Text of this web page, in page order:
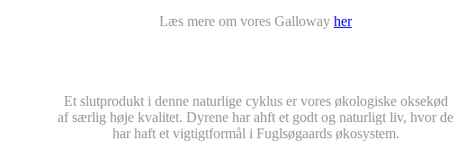
Læs mere om vores Galloway her
Et slutprodukt i denne naturlige cyklus er vores økologiske oksekød
af særlig høje kvalitet. Dyrene har ahft et godt og naturligt liv, hvor de
har haft et vigtigtformål i Fuglsøgaards økosystem.